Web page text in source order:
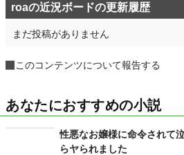
roaの近況ボードの更新履歴
まだ投稿がありません
このコンテンツについて報告する
あなたにおすすめの小説
性悪なお嬢様に命令されて
らヤられました